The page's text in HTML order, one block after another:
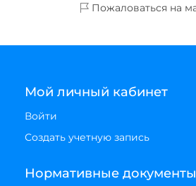
Пожаловаться на
Мой личный кабинет
Войти
Создать учетную запись
Нормативные документы